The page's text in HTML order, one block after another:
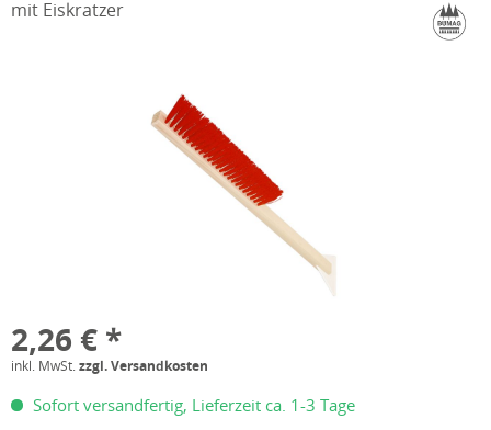
mit Eiskratzer
2,26 € *
inkl. MwSt.zzgl. Versandkosten
Sofort versandfertig, Lieferzeit ca. 1-3 Tage